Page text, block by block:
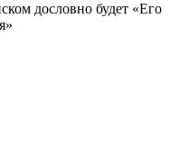
дословно будет «Его